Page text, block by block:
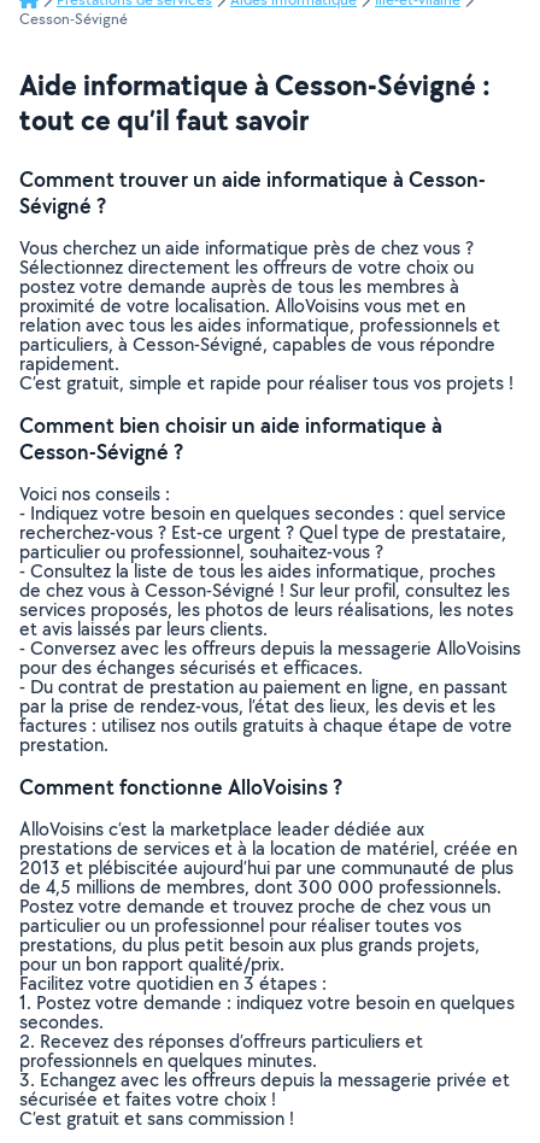
Cesson-Sévigné
Aide informatique à Cesson-Sévigné :
tout ce qu’il faut savoir
Comment trouver un aide informatique à Cesson-
Sévigné ?
Vous cherchez un aide informatique près de chez vous ?
Sélectionnez directement les offreurs de votre choix ou
postez votre demande auprès de tous les membres à
proximité de votre localisation. AlloVoisins vous met en
relation avec tous les aides informatique, professionnels et
particuliers, à Cesson-Sévigné, capables de vous répondre
rapidement.
C’est gratuit, simple et rapide pour réaliser tous vos projets !
Comment bien choisir un aide informatique à
Cesson-Sévigné ?
Voici nos conseils :
- Indiquez votre besoin en quelques secondes : quel service
recherchez-vous ? Est-ce urgent ? Quel type de prestataire,
particulier ou professionnel, souhaitez-vous ?
- Consultez la liste de tous les aides informatique, proches
de chez vous à Cesson-Sévigné ! Sur leur profil, consultez les
services proposés, les photos de leurs réalisations, les notes
et avis laissés par leurs clients.
- Conversez avec les offreurs depuis la messagerie AlloVoisins
pour des échanges sécurisés et efficaces.
- Du contrat de prestation au paiement en ligne, en passant
par la prise de rendez-vous, l’état des lieux, les devis et les
factures : utilisez nos outils gratuits à chaque étape de votre
prestation.
Comment fonctionne AlloVoisins ?
AlloVoisins c’est la marketplace leader dédiée aux
prestations de services et à la location de matériel, créée en
2013 et plébiscitée aujourd’hui par une communauté de plus
de 4,5 millions de membres, dont 300 000 professionnels.
Postez votre demande et trouvez proche de chez vous un
particulier ou un professionnel pour réaliser toutes vos
prestations, du plus petit besoin aux plus grands projets,
pour un bon rapport qualité/prix.
Facilitez votre quotidien en 3 étapes :
1. Postez votre demande : indiquez votre besoin en quelques
secondes.
2. Recevez des réponses d’offreurs particuliers et
professionnels en quelques minutes.
3. Echangez avec les offreurs depuis la messagerie privée et
sécurisée et faites votre choix !
C’est gratuit et sans commission !